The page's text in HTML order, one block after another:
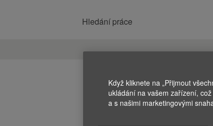
Hledání práce
Když kliknete na „Přijmout
ukládání na vašem zařízení,
a s našimi marketingovými